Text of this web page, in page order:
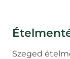
Szeged